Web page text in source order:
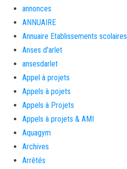
annonces
ANNUAIRE
Annuaire Etablissements scolaires
Anses d'arlet
ansesdarlet
Appel à projets
Appels à pojets
Appels à Projets
Appels à projets & AMI
Aquagym
Archives
Arrêtés